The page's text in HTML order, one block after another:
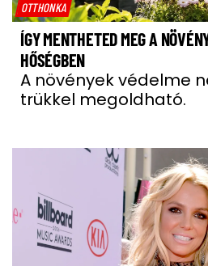
OTTHONKA
ÍGY MENTHETED MEG A
HŐSÉGBEN
A növények védelme
trükkel megoldható.